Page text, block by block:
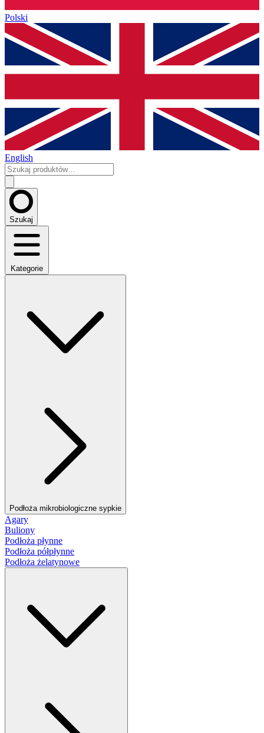
Polski
English
Szukaj
Kategorie
Podłoża mikrobiologiczne sypkie
Agary
Buliony
Podłoża płynne
Podłoża półpłynne
Podłoża żelatynowe